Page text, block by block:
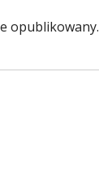
opublikowany.